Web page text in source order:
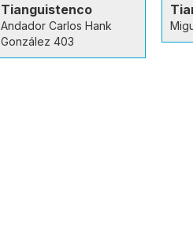
Tianguistenco
Andador Carlos Hank
González 403